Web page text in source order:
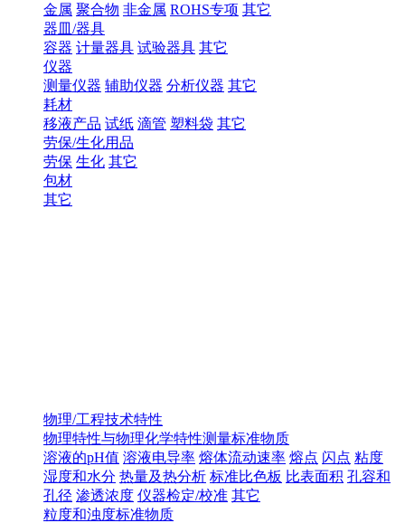
金属 聚合物 非金属 ROHS专项 其它
器皿/器具
容器 计量器具 试验器具 其它
仪器
测量仪器 辅助仪器 分析仪器 其它
耗材
移液产品 试纸 滴管 塑料袋 其它
劳保/生化用品
劳保 生化 其它
包材
其它
物理/工程技术特性
物理特性与物理化学特性测量标准物质
溶液的pH值 溶液电导率 熔体流动速率 熔点 闪点 粘度
湿度和水分 热量及热分析 标准比色板 比表面积 孔容和
孔径 渗透浓度 仪器检定/校准 其它
粒度和浊度标准物质